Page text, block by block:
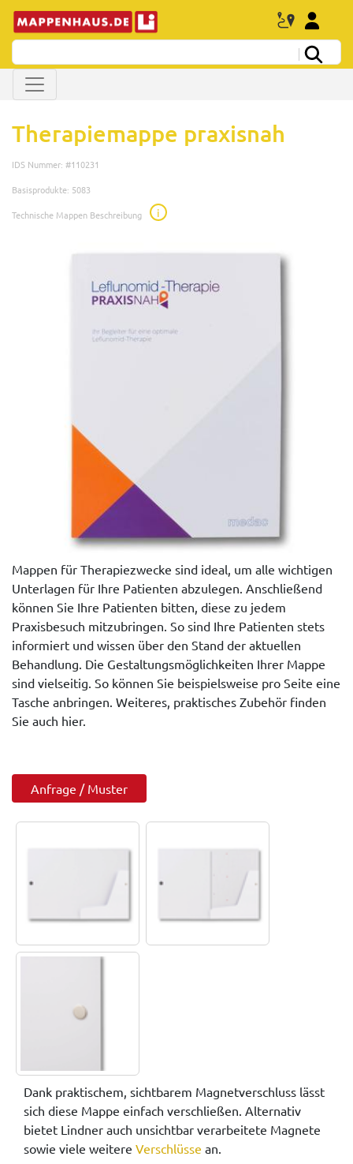
Therapiemappe praxisnah
IDS Nummer: #110231
Basisprodukte: 5083
Technische Mappen Beschreibung
i
Mappen für Therapiezwecke sind ideal, um alle wichtigen
Unterlagen für Ihre Patienten abzulegen. Anschließend
können Sie Ihre Patienten bitten, diese zu jedem
Praxisbesuch mitzubringen. So sind Ihre Patienten stets
informiert und wissen über den Stand der aktuellen
Behandlung. Die Gestaltungsmöglichkeiten Ihrer Mappe
sind vielseitig. So können Sie beispielsweise pro Seite eine
Tasche anbringen. Weiteres, praktisches Zubehör finden
Sie auch hier.
Anfrage / Muster
Dank praktischem, sichtbarem Magnetverschluss lässt
sich diese Mappe einfach verschließen. Alternativ
bietet Lindner auch unsichtbar verarbeitete Magnete
sowie viele weitere Verschlüsse an.